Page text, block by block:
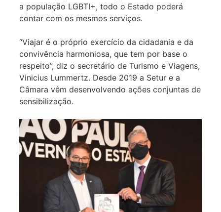
a população LGBTI+, todo o Estado poderá
contar com os mesmos serviços.
“Viajar é o próprio exercício da cidadania e da
convivência harmoniosa, que tem por base o
respeito”, diz o secretário de Turismo e Viagens,
Vinicius Lummertz. Desde 2019 a Setur e a
Câmara vêm desenvolvendo ações conjuntas de
sensibilização.